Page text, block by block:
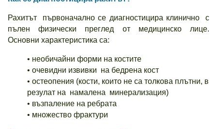
Рахитът първоначално се диагностицира клинично с
пълен физически преглед от медицинско лице.
Основни характеристика са:
• необичайни форми на костите
• очевидни извивки на бедрена кост
• остеопения (кости, които не са толкова плътни, в
резулат на намалена минерализация)
• възпаление на ребрата
• множество фрактури